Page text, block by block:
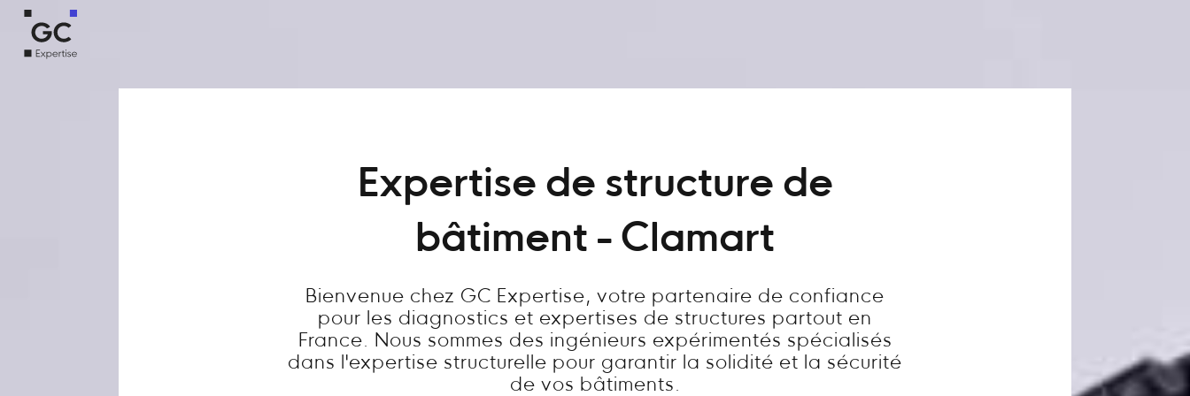
Expertise de structure de
bâtiment - Clamart
Bienvenue chez GC Expertise, votre partenaire de confiance
pour les diagnostics et expertises de structures partout en
France. Nous sommes des ingénieurs expérimentés spécialisés
dans l'expertise structurelle pour garantir la solidité et la sécurité
de vos bâtiments.